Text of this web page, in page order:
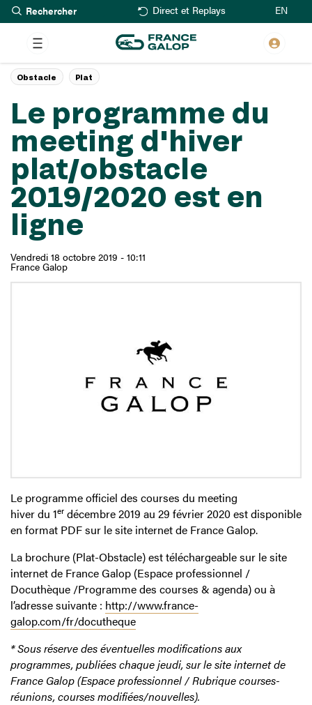
Aller
au
contenu
principal
Rechercher Direct et Replays EN
Le programme du
meeting d'hiver
plat/obstacle
2019/2020 est en
ligne
Vendredi 18 octobre 2019 - 10:11
France Galop
Obstacle Plat
Le programme officiel des courses du meeting
hiver du 1er décembre 2019 au 29 février 2020 est disponible
en format PDF sur le site internet de France Galop.
La brochure (Plat-Obstacle) est téléchargeable sur le site
internet de France Galop (Espace professionnel /
Docuthèque /Programme des courses & agenda) ou à
l’adresse suivante : http://www.france-
galop.com/fr/docutheque
* Sous réserve des éventuelles modifications aux
programmes, publiées chaque jeudi, sur le site internet de
France Galop (Espace professionnel / Rubrique courses-
réunions, courses modifiées/nouvelles).